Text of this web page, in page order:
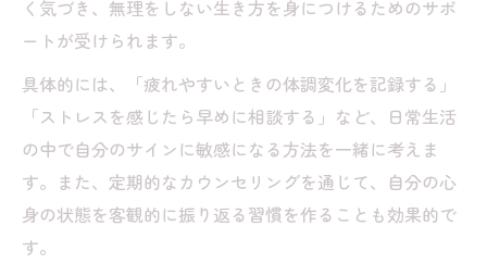
く気づき、無理をしない生き方を身につけるためのサポ
ートが受けられます。
具体的には、「疲れやすいときの体調変化を記録する」
「ストレスを感じたら早めに相談する」など、日常生活
の中で自分のサインに敏感になる方法を一緒に考えま
す。また、定期的なカウンセリングを通じて、自分の心
身の状態を客観的に振り返る習慣を作ることも効果的で
す。